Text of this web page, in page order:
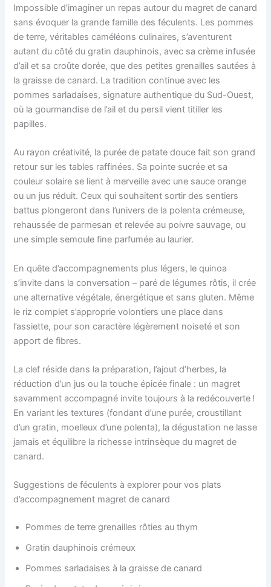
Impossible d’imaginer un repas autour du magret de canard
sans évoquer la grande famille des féculents. Les pommes
de terre, véritables caméléons culinaires, s’aventurent
autant du côté du gratin dauphinois, avec sa crème infusée
d’ail et sa croûte dorée, que des petites grenailles sautées à
la graisse de canard. La tradition continue avec les
pommes sarladaises, signature authentique du Sud-Ouest,
où la gourmandise de l’ail et du persil vient titiller les
papilles.
Au rayon créativité, la purée de patate douce fait son grand
retour sur les tables raffinées. Sa pointe sucrée et sa
couleur solaire se lient à merveille avec une sauce orange
ou un jus réduit. Ceux qui souhaitent sortir des sentiers
battus plongeront dans l’univers de la polenta crémeuse,
rehaussée de parmesan et relevée au poivre sauvage, ou
une simple semoule fine parfumée au laurier.
En quête d’accompagnements plus légers, le quinoa
s’invite dans la conversation – paré de légumes rôtis, il crée
une alternative végétale, énergétique et sans gluten. Même
le riz complet s’approprie volontiers une place dans
l’assiette, pour son caractère légèrement noiseté et son
apport de fibres.
La clef réside dans la préparation, l’ajout d’herbes, la
réduction d’un jus ou la touche épicée finale : un magret
savamment accompagné invite toujours à la redécouverte !
En variant les textures (fondant d’une purée, croustillant
d’un gratin, moelleux d’une polenta), la dégustation ne lasse
jamais et équilibre la richesse intrinsèque du magret de
canard.
Suggestions de féculents à explorer pour vos plats
d’accompagnement magret de canard
Pommes de terre grenailles rôties au thym
Gratin dauphinois crémeux
Pommes sarladaises à la graisse de canard